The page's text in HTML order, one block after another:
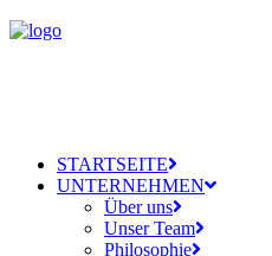
STARTSEITE
UNTERNEHMEN
Über uns
Unser Team
Philosophie